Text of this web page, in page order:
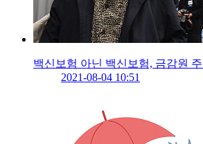
백신보험 아닌 백신보험, 금감원
2021-08-04 10:51